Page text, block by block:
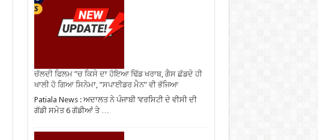
ਚੱਲਦੀ ਫਿਲਮ ”ਚ ਕਿਸੇ ਦਾ ਹੋਇਆ ਢਿੱਡ ਖਰਾਬ, ਗੈਸ ਛੱਡਦੇ ਹੀ
ਖਾਲੀ ਹੋ ਗਿਆ ਸਿਨੇਮਾ, ”ਸਪਾਈਡਰ ਮੈਨ” ਵੀ ਭੱਜਿਆ
Patiala News : ਅਦਾਲਤ ਨੇ ਪੰਜਾਬੀ ’ਵਰਸਿਟੀ ਦੇ ਵੀਸੀ ਦੀ
ਗੱਡੀ ਸਮੇਤ 6 ਗੱਡੀਆਂ ਤੇ …